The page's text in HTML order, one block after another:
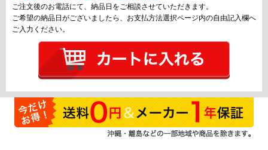
ご注文後のお電話にて、納品日をご相談させていただきます。
ご希望の納品日がございましたら、お支払方法選択ページ内の自由記入欄へ
ご入力ください。